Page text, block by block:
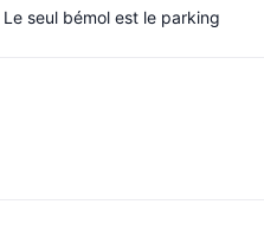
seul bémol est le parking